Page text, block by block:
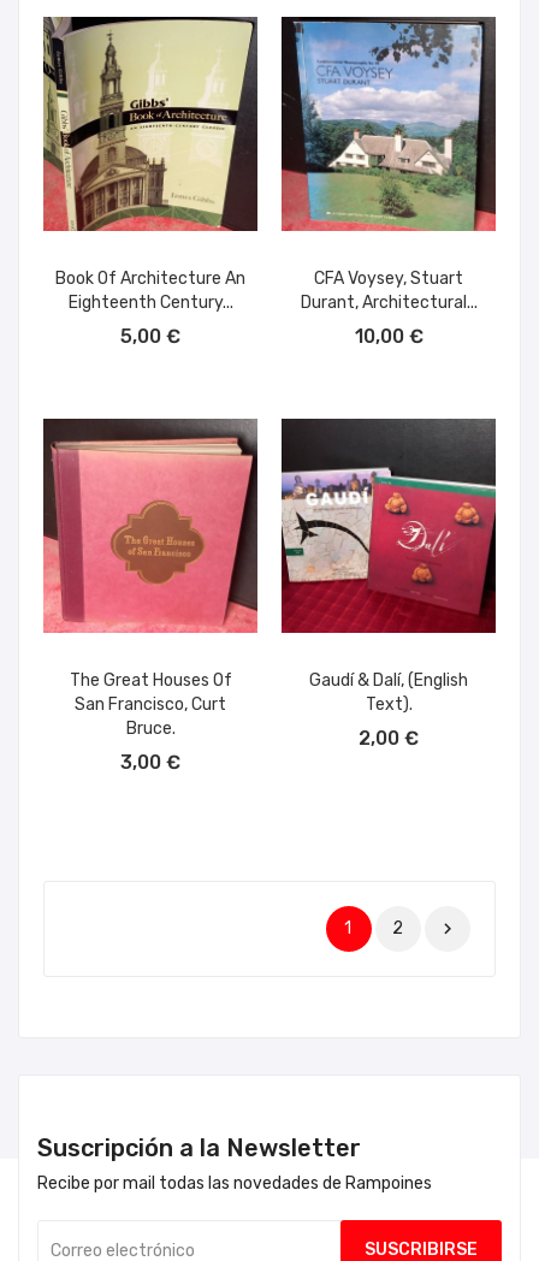
Book Of Architecture An
Eighteenth Century...
5,00 €
CFA Voysey, Stuart
Durant, Architectural...
10,00 €
The Great Houses Of
San Francisco, Curt
Bruce.
3,00 €
Gaudí & Dalí, (english
Text).
2,00 €
1 2 
Suscripción a la Newsletter
Recibe por mail todas las novedades de Rampoines